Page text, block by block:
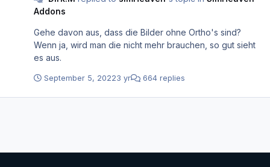
Addons
Gehe davon aus, dass die Bilder ohne Ortho's sind?
Wenn ja, wird man die nicht mehr brauchen, so gut sieht
es aus.
September 5, 20223 yr 664 replies